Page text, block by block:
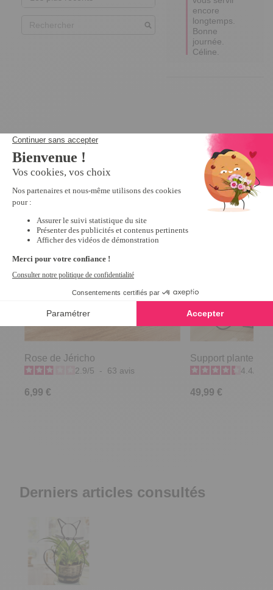
encore
longtemps.
Bonne
journée.
Céline.
Nous vous recommandons
Rose de Jéricho
2.9/5 - 63 avis
6,99 €
Support plantes
4.4
49,99 €
Derniers articles consultés